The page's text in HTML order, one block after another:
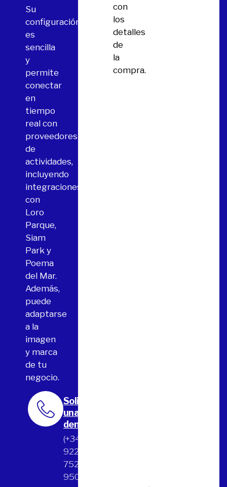
Su
configuración
es
sencilla
y
permite
conectar
en
tiempo
real con
proveedores
de
actividades,
incluyendo
integraciones
con
Loro
Parque,
Siam
Park y
Poema
del Mar.
Además,
puede
adaptarse
a la
imagen
y marca
de tu
negocio.
Solicita
una
demo
(+34)
922
752
950
con
los
detalles
de
la
compra.